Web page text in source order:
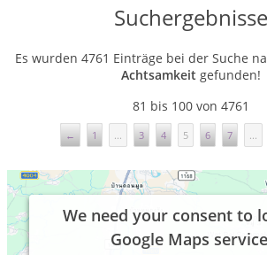
Suchergebnisse
Es wurden 4761 Einträge bei der Suche
Achtsamkeit gefunden!
81 bis 100 von 4761
← 1 ... 3 4 5 6 7 ...
We need your consent to
Google Maps